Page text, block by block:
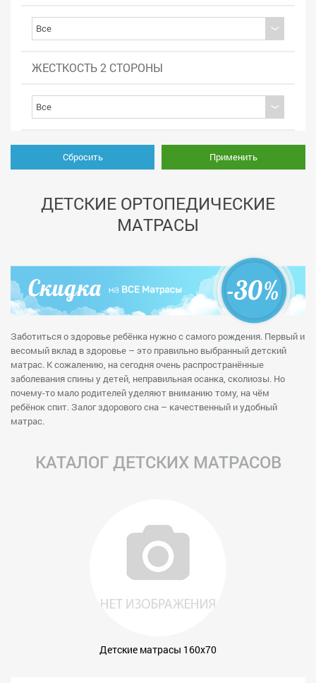
ЖЕСТКОСТЬ 2 СТОРОНЫ
Сбросить Применить
ДЕТСКИЕ ОРТОПЕДИЧЕСКИЕ
МАТРАСЫ
Заботиться о здоровье ребёнка нужно с самого рождения. Первый и
весомый вклад в здоровье – это правильно выбранный детский
матрас. К сожалению, на сегодня очень распространённые
заболевания спины у детей, неправильная осанка, сколиозы. Но
почему-то мало родителей уделяют вниманию тому, на чём
ребёнок спит. Залог здорового сна – качественный и удобный
матрас.
КАТАЛОГ ДЕТСКИХ МАТРАСОВ
Детские матрасы 160x70